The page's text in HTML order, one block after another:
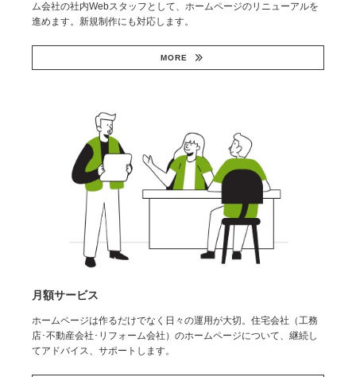
ム会社の社内Webスタッフとして、ホームページのリニューアルを
進めます。新規制作にも対応します。
MORE
月額サービス
ホームページは作るだけでなく日々の運用が大切。住宅会社（工務
店･不動産会社･リフォーム会社）のホームページについて、継続し
てアドバイス、サポートします。